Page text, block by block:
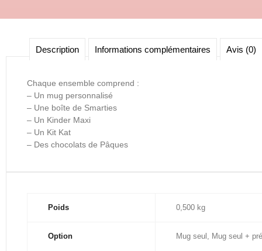
Description Informations complémentaires Avis (0)
Chaque ensemble comprend :
– Un mug personnalisé
– Une boîte de Smarties
– Un Kinder Maxi
– Un Kit Kat
– Des chocolats de Pâques
Poids 0,500 kg
Option Mug seul, Mug seul +